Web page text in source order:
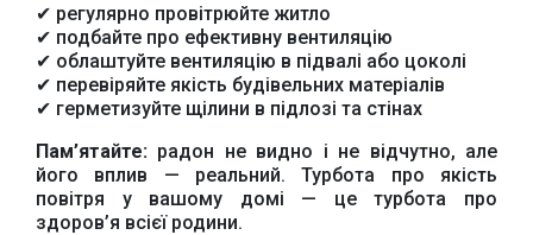
✔ регулярно провітрюйте житло
✔ подбайте про ефективну вентиляцію
✔ облаштуйте вентиляцію в підвалі або цоколі
✔ перевіряйте якість будівельних матеріалів
✔ герметизуйте щілини в підлозі та стінах
Пам’ятайте: радон не видно і не відчутно, але
його вплив — реальний. Турбота про якість
повітря у вашому домі — це турбота про
здоров’я всієї родини.
Офіційний веб-сайт
Бориспільської РДА
Офіційний веб-сайт
Бориспільської
районної ради